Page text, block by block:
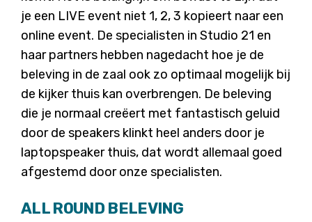
je een LIVE event niet 1, 2, 3 kopieert naar een
online event. De specialisten in Studio 21 en
haar partners hebben nagedacht hoe je de
beleving in de zaal ook zo optimaal mogelijk bij
de kijker thuis kan overbrengen. De beleving
die je normaal creëert met fantastisch geluid
door de speakers klinkt heel anders door je
laptopspeaker thuis, dat wordt allemaal goed
afgestemd door onze specialisten.
ALL ROUND BELEVING